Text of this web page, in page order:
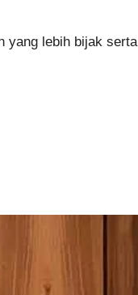
yang lebih bijak serta